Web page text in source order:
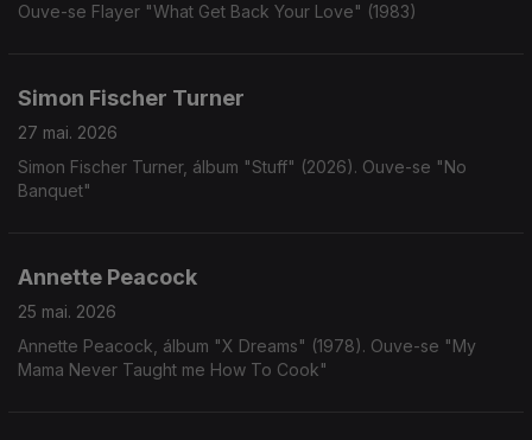
Ouve-se Flayer "What Get Back Your Love" (1983)
Simon Fischer Turner
27 mai. 2026
Simon Fischer Turner, álbum "Stuff" (2026). Ouve-se "No
Banquet"
Annette Peacock
25 mai. 2026
Annette Peacock, álbum "X Dreams" (1978). Ouve-se "My
Mama Never Taught me How To Cook"